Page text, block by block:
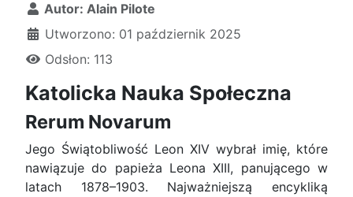
Autor: Alain Pilote
Utworzono: 01 październik 2025
Odsłon: 113
Katolicka Nauka Społeczna
Rerum Novarum
Jego Świątobliwość Leon XIV wybrał imię, które
nawiązuje do papieża Leona XIII, panującego w
latach 1878–1903. Najważniejszą encykliką